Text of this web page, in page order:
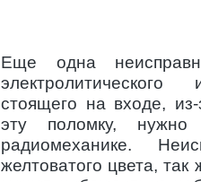
Еще одна
стоящего на входе,
эту поломку,
радиомеханике.
желтоватого цвета,